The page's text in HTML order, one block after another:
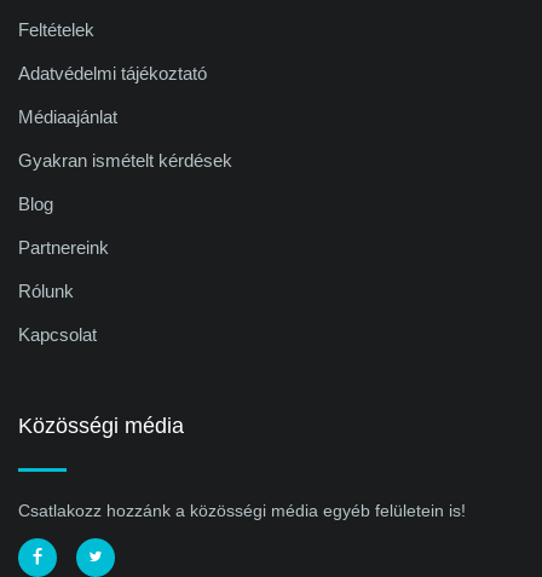
Feltételek
Adatvédelmi tájékoztató
Médiaajánlat
Gyakran ismételt kérdések
Blog
Partnereink
Rólunk
Kapcsolat
Közösségi média
Csatlakozz hozzánk a közösségi média egyéb felületein is!